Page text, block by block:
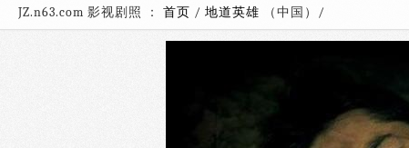
JZ.n63.com 影视剧照 ： 首页 / 地道英雄 （中国）/